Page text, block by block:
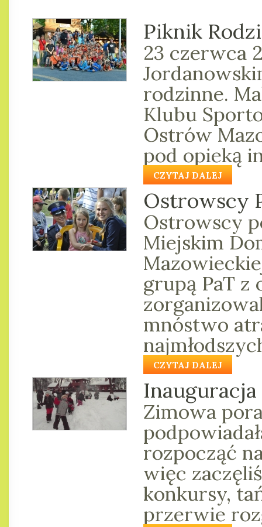
Piknik
23 czerwca
rodzinne.
Klubu
Ostrów
pod opieką
CZYTAJ DALEJ
Ostrowscy
Ostrowscy
Miejskim
grupą PaT z
mnóstwo
CZYTAJ DALEJ
Zimowa
rozpocząć
więc
konkursy,
przerwie